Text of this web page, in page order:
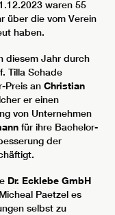
waren 55
über die vom Verein
haben.
diesem Jahr durch
Tilla Schade
Preis an Christian
er einen
von Unternehmen
für ihre Bachelor-
der
Dr. Ecklebe GmbH
Paetzel es
selbst zu